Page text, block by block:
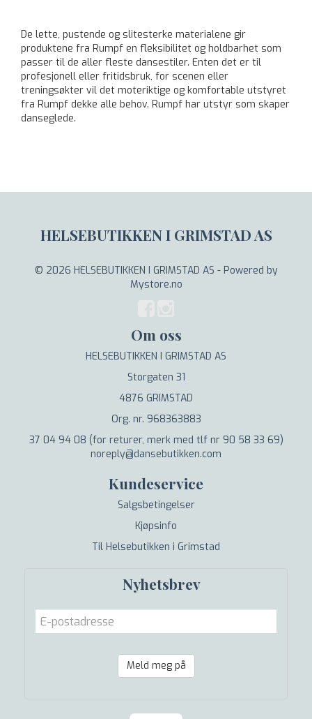
De lette, pustende og slitesterke materialene gir
produktene fra Rumpf en fleksibilitet og holdbarhet som
passer til de aller fleste dansestiler. Enten det er til
profesjonell eller fritidsbruk, for scenen eller
treningsøkter vil det moteriktige og komfortable utstyret
fra Rumpf dekke alle behov. Rumpf har utstyr som skaper
danseglede.
HELSEBUTIKKEN I GRIMSTAD AS
© 2026 HELSEBUTIKKEN I GRIMSTAD AS - Powered by
Mystore.no
Om oss
HELSEBUTIKKEN I GRIMSTAD AS
Storgaten 31
4876 GRIMSTAD
Org. nr. 968363883
37 04 94 08 (for returer, merk med tlf nr 90 58 33 69)
noreply@dansebutikken.com
Kundeservice
Salgsbetingelser
Kjøpsinfo
Til Helsebutikken i Grimstad
Nyhetsbrev
Meld meg på